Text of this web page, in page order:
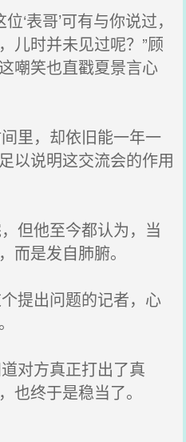
‘表哥’可有与你说过，
儿时并未见过呢？”顾
嘲笑也直戳夏景言心
里，却依旧能一年一
以说明这交流会的作用
但他至今都认为，当
而是发自肺腑。
提出问题的记者，心
对方真正打出了真
也终于是稳当了。